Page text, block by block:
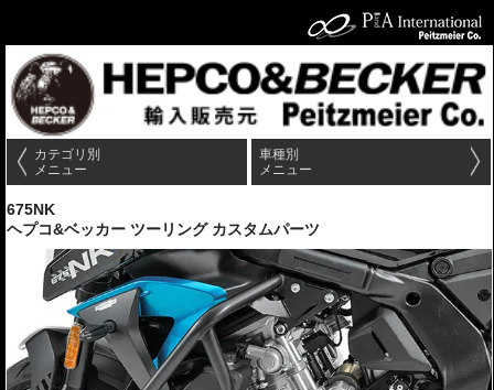
カテゴリ別
メニュー
車種別
メニュー
675NK
ヘプコ&ベッカー ツーリング カスタムパーツ